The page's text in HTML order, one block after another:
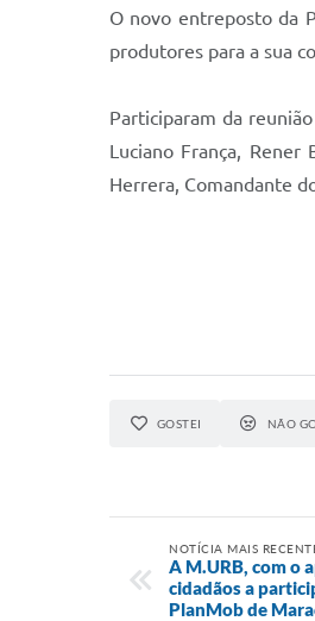
O novo entreposto da
produtores para a sua
Participaram da
Luciano França, Rener
Herrera, Comandante
GOSTEI NÃO
NOTÍCIA MAIS
A M.URB, com o
cidadãos a
PlanMob de